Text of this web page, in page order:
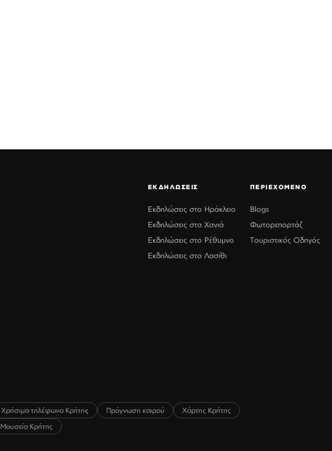
ΕΚΔΗΛΩΣΕΙΣ
Εκδηλώσεις στο Ηράκλειο
Εκδηλώσεις στα Χανιά
Εκδηλώσεις στο Ρέθυμνο
Εκδηλώσεις στο Λασίθι
ΠΕΡΙΕΧΟΜΕΝΟ
Blogs
Φωτορεπορτάζ
Τουριστικός Οδηγός
Χρήσιμα τηλέφωνα Κρήτης Πρόγνωση καιρού
Χάρτης Κρήτης
Μουσεία Κρήτης